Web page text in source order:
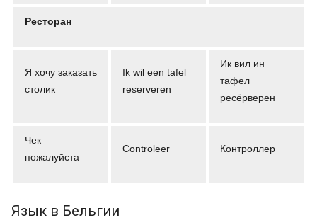
Ресторан
Я хочу заказать
столик
Ik wil een tafel
reserveren
Ик вил ин
тафел
ресёрверен
Чек
пожалуйста
Controleer Контроллер
Язык в Бельгии